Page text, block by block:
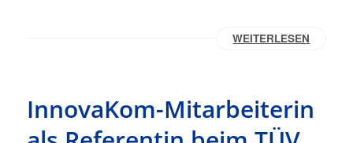
WEITERLESEN
InnovaKom-Mitarbeiterin